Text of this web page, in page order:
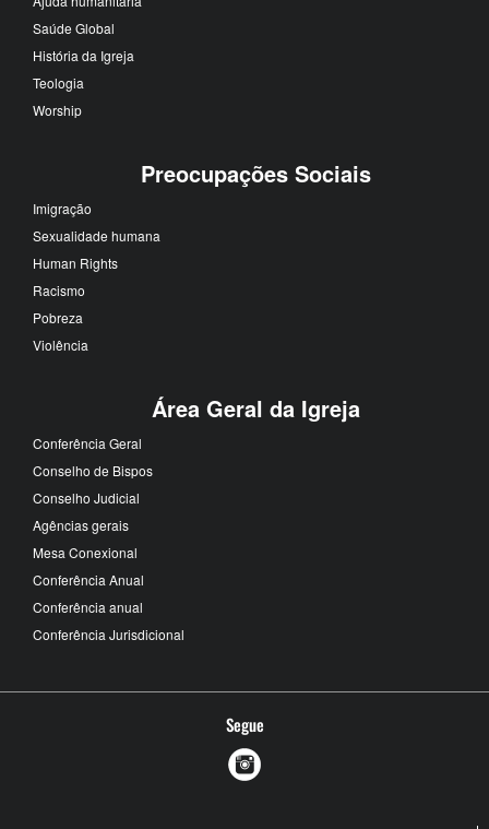
Saúde Global
História da Igreja
Teologia
Worship
Preocupações Sociais
Imigração
Sexualidade humana
Human Rights
Racismo
Pobreza
Violência
Área Geral da Igreja
Conferência Geral
Conselho de Bispos
Conselho Judicial
Agências gerais
Mesa Conexional
Conferência Anual
Conferência anual
Conferência Jurisdicional
Segue